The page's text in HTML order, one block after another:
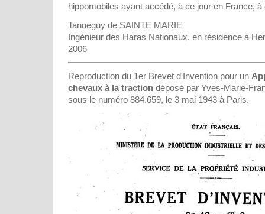
hippomobiles ayant accédé, à ce jour en France,
Tanneguy de SAINTE MARIE
Ingénieur des Haras Nationaux, en résidence à
2006
Reproduction du 1er Brevet d'Invention pour un
chevaux à la traction déposé par Yves-Marie-
sous le numéro 884.659, le 3 mai 1943 à Paris.